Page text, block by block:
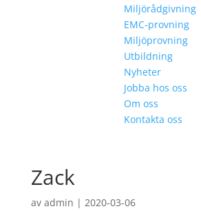
Miljörådgivning
EMC-provning
Miljöprovning
Utbildning
Nyheter
Jobba hos oss
Om oss
Kontakta oss
Zack
av admin | 2020-03-06